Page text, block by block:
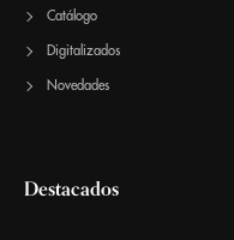
Catálogo
Digitalizados
Novedades
Destacados